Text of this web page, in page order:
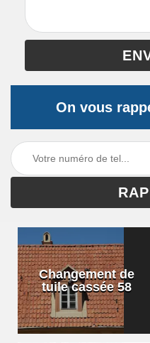
On vous
Changement de
tuile cassée 58